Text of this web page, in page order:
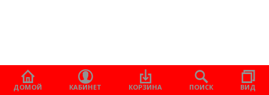
ДОМОЙ КАБИНЕТ КОРЗИНА ПОИСК ВИД